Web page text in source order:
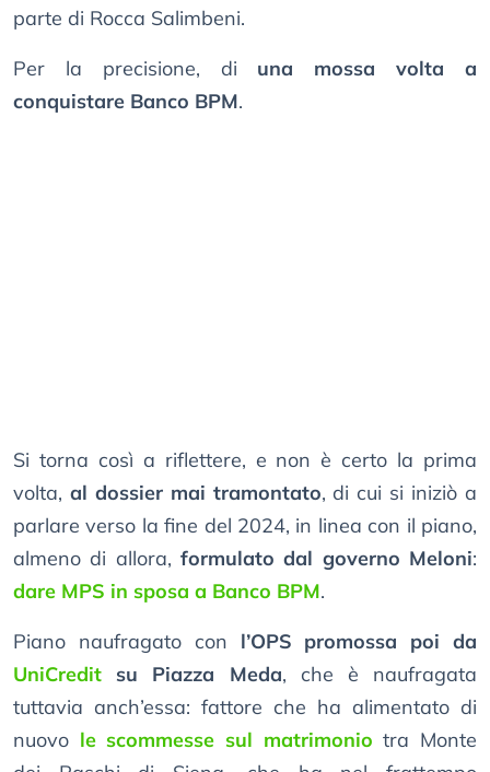
parte di Rocca Salimbeni.
Per la precisione, di una mossa volta a
conquistare Banco BPM.
Si torna così a riflettere, e non è certo la prima
volta, al dossier mai tramontato, di cui si iniziò a
parlare verso la fine del 2024, in linea con il piano,
almeno di allora, formulato dal governo Meloni:
dare MPS in sposa a Banco BPM.
Piano naufragato con l’OPS promossa poi da
UniCredit su Piazza Meda, che è naufragata
tuttavia anch’essa: fattore che ha alimentato di
nuovo le scommesse sul matrimonio tra Monte